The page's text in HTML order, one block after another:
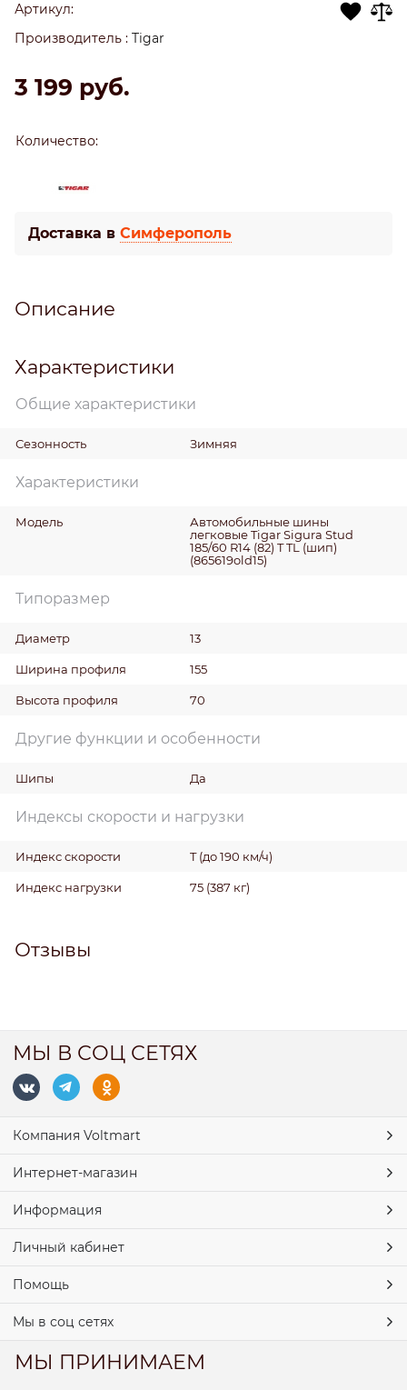
Артикул:
Производитель : Tigar
3 199 руб.
Количество:
Доставка в Симферополь
Описание
Характеристики
Общие характеристики
Сезонность Зимняя
Характеристики
Модель
Автомобильные шины
легковые Tigar Sigura Stud
185/60 R14 (82) T TL (шип)
(865619old15)
Типоразмер
Диаметр 13
Ширина профиля 155
Высота профиля 70
Другие функции и особенности
Шипы Да
Индексы скорости и нагрузки
Индекс скорости T (до 190 км/ч)
Индекс нагрузки 75 (387 кг)
Отзывы
МЫ В СОЦ СЕТЯХ
Компания Voltmart
Интернет-магазин
Информация
Личный кабинет
Помощь
Мы в соц сетях
МЫ ПРИНИМАЕМ